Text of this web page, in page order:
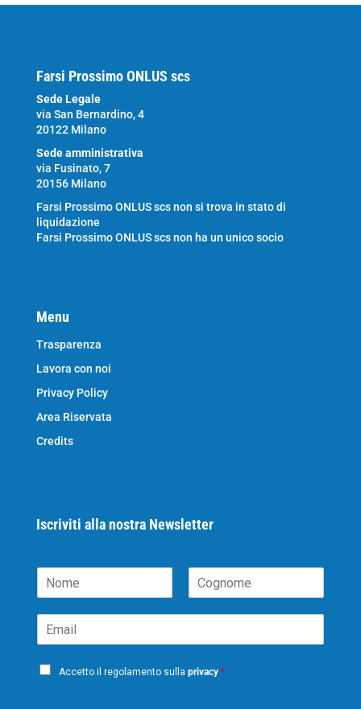
Farsi Prossimo ONLUS scs
Sede Legale
via San Bernardino, 4
20122 Milano
Sede amministrativa
via Fusinato, 7
20156 Milano
Farsi Prossimo ONLUS scs non si trova in stato di
liquidazione
Farsi Prossimo ONLUS scs non ha un unico socio
Menu
Trasparenza
Lavora con noi
Privacy Policy
Area Riservata
Credits
Iscriviti alla nostra Newsletter
o
e
o
n
m
e
m
P
Accetto il regolamento sulla privacy *